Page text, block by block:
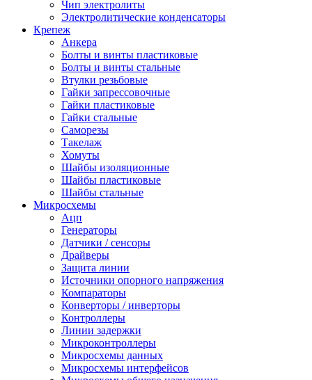
Чип электролиты
Электролитические конденсаторы
Крепеж
Анкера
Болты и винты пластиковые
Болты и винты стальные
Втулки резьбовые
Гайки запрессовочные
Гайки пластиковые
Гайки стальные
Саморезы
Такелаж
Хомуты
Шайбы изоляционные
Шайбы пластиковые
Шайбы стальные
Микросхемы
Ацп
Генераторы
Датчики / сенсоры
Драйверы
Защита линии
Источники опорного напряжения
Компараторы
Конверторы / инверторы
Контроллеры
Линии задержки
Микроконтроллеры
Микросхемы данных
Микросхемы интерфейсов